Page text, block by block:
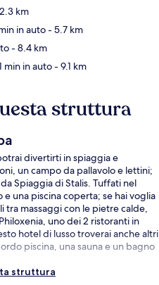
km
in auto- 5.7 km
- 8.4 km
min in auto- 9.1 km
struttura
divertirti in spiaggia e
un campo da pallavolo e lettini;
Spiaggia di Stalis. Tuffati nel
una piscina coperta; se hai voglia
tra massaggi con le pietre calde,
uno dei 2 ristoranti in
hotel di lusso troverai anche altri
piscina, una sauna e un bagno
struttura